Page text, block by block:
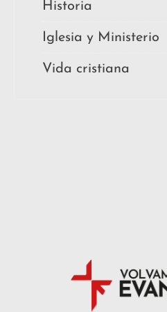
Historia
Iglesia y Ministerio
Vida cristiana